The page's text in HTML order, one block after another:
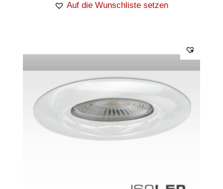
Auf die Wunschliste setzen